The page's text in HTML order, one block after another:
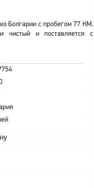
Болгарии с пробегом 77 КМ.
чистый и поставляется с